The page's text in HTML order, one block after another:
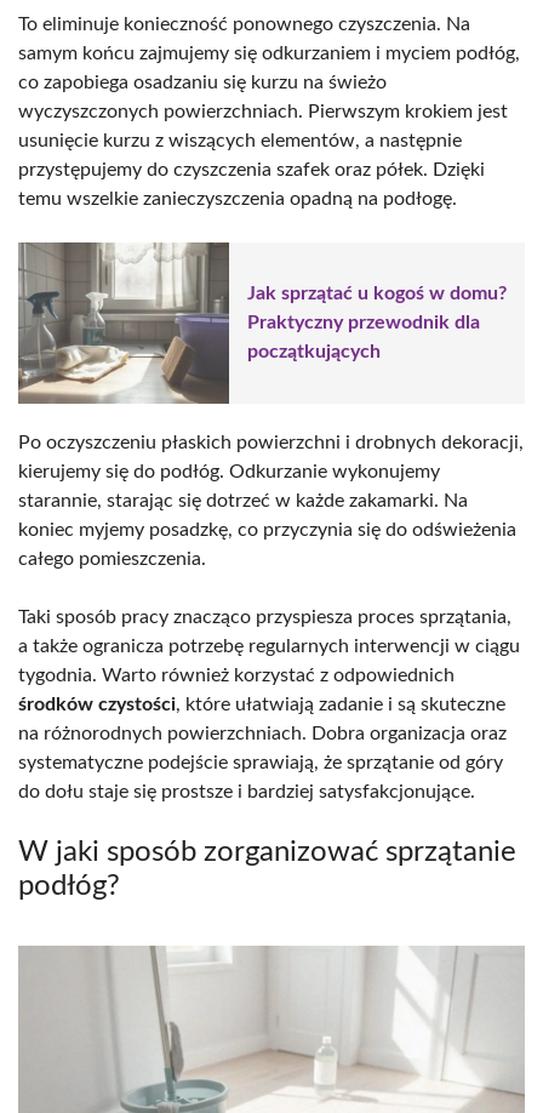
To eliminuje konieczność ponownego czyszczenia. Na
samym końcu zajmujemy się odkurzaniem i myciem podłóg,
co zapobiega osadzaniu się kurzu na świeżo
wyczyszczonych powierzchniach. Pierwszym krokiem jest
usunięcie kurzu z wiszących elementów, a następnie
przystępujemy do czyszczenia szafek oraz półek. Dzięki
temu wszelkie zanieczyszczenia opadną na podłogę.
Jak sprzątać u kogoś w domu?
Praktyczny przewodnik dla
początkujących
Po oczyszczeniu płaskich powierzchni i drobnych dekoracji,
kierujemy się do podłóg. Odkurzanie wykonujemy
starannie, starając się dotrzeć w każde zakamarki. Na
koniec myjemy posadzkę, co przyczynia się do odświeżenia
całego pomieszczenia.
Taki sposób pracy znacząco przyspiesza proces sprzątania,
a także ogranicza potrzebę regularnych interwencji w ciągu
tygodnia. Warto również korzystać z odpowiednich
środków czystości, które ułatwiają zadanie i są skuteczne
na różnorodnych powierzchniach. Dobra organizacja oraz
systematyczne podejście sprawiają, że sprzątanie od góry
do dołu staje się prostsze i bardziej satysfakcjonujące.
W jaki sposób zorganizować sprzątanie
podłóg?